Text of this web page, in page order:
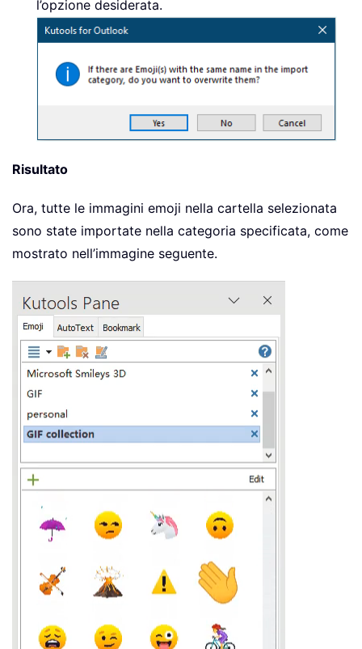
l’opzione desiderata.
Risultato
Ora, tutte le immagini emoji nella cartella selezionata
sono state importate nella categoria specificata, come
mostrato nell’immagine seguente.